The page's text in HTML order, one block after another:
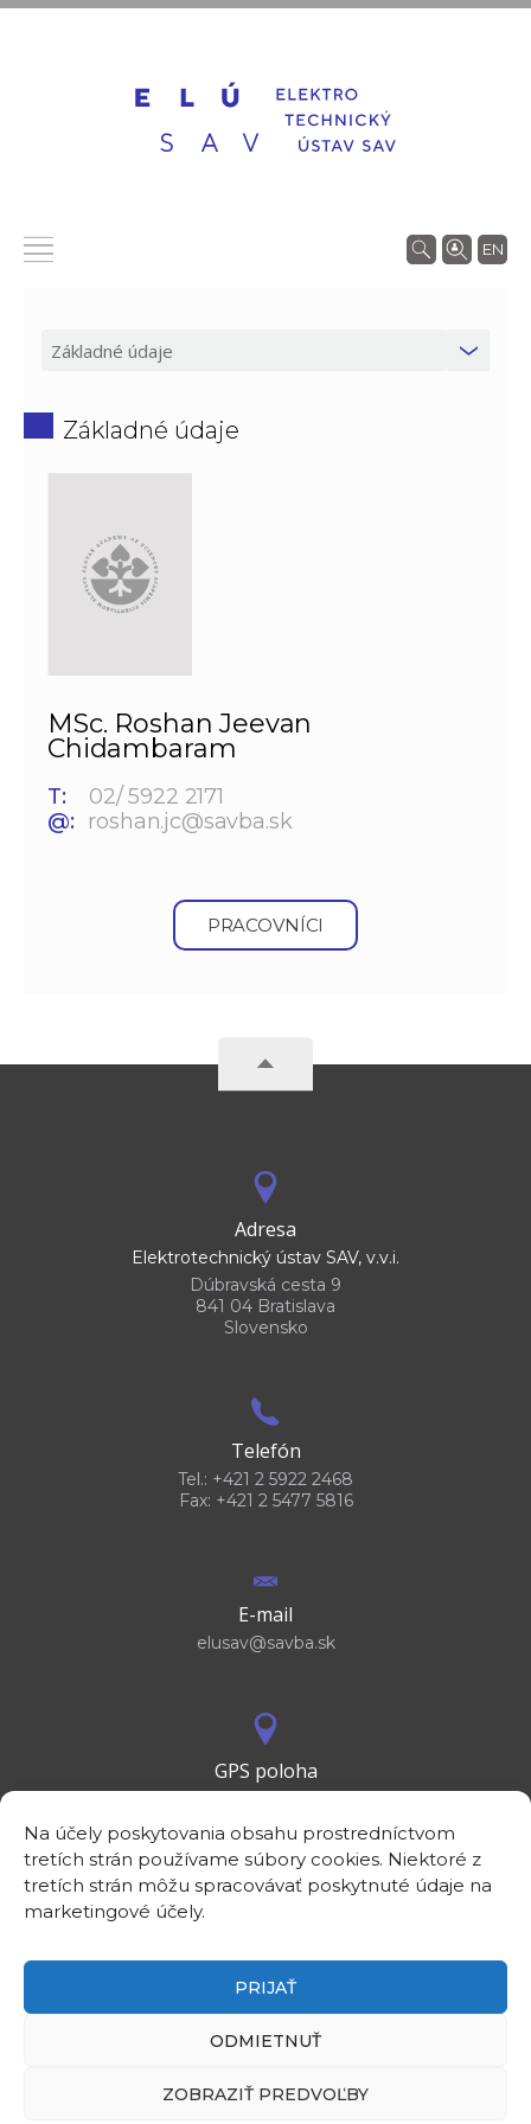
Na účely poskytovania obsahu prostredníctvom
tretích strán používame súbory cookies. Niektoré z
tretích strán môžu spracovávať poskytnuté údaje na
marketingové účely.
PRIJAŤ
ODMIETNUŤ
ZOBRAZIŤ PREDVOĽBY
EN
Základné údaje
MSc. Roshan Jeevan
Chidambaram
T:
02/ 5922 2171
@:
roshan.jc@savba.sk
PRACOVNÍCI
Adresa
Elektrotechnický ústav SAV, v.v.i.
Dúbravská cesta 9
841 04 Bratislava
Slovensko
Telefón
Tel.: +421 2 5922 2468
Fax: +421 2 5477 5816
E-mail
elusav@savba.sk
GPS poloha
©2026Elektrotechnický ústav SAV, v. v. i.
Intranet
Kontakt